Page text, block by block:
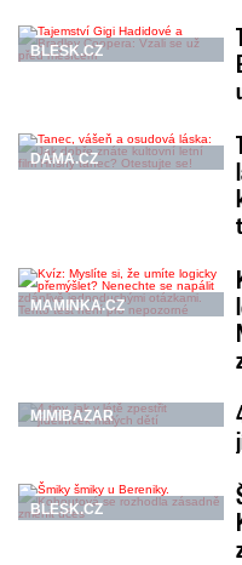
BLESK.CZ
DÁMA.CZ
MAMINKA.CZ
MIMIBAZAR
BLESK.CZ